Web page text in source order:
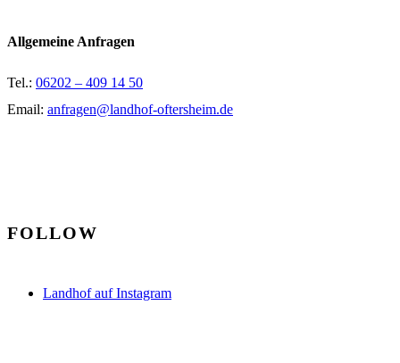
Allgemeine Anfragen
Tel.: 06202 – 409 14 50
Email: anfragen@landhof-oftersheim.de
FOLLOW
Landhof auf Instagram